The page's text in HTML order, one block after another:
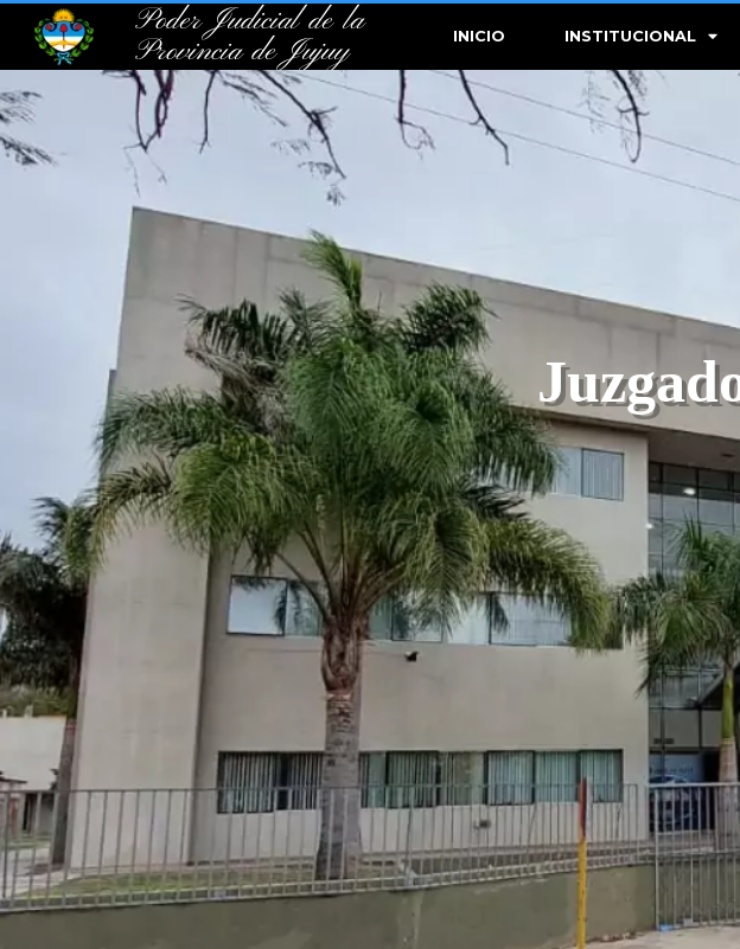
Poder Judicial de la
Provincia de Jujuy
INICIO INSTITUCIONAL